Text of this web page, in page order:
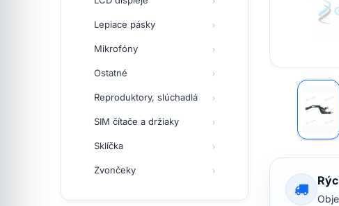
Lepiace pásky
Mikrofóny
Ostatné
Reproduktory, slúchadlá
SIM čítače a držiaky
Sklíčka
Zvončeky